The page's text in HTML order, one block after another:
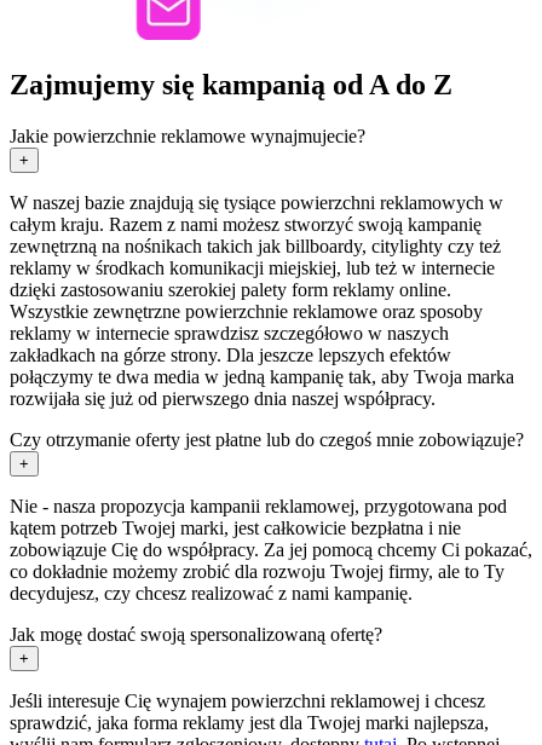
Zajmujemy się kampanią od A do Z
Jakie powierzchnie reklamowe wynajmujecie?
+
W naszej bazie znajdują się tysiące powierzchni reklamowych w
całym kraju. Razem z nami możesz stworzyć swoją kampanię
zewnętrzną na nośnikach takich jak billboardy, citylighty czy też
reklamy w środkach komunikacji miejskiej, lub też w internecie
dzięki zastosowaniu szerokiej palety form reklamy online.
Wszystkie zewnętrzne powierzchnie reklamowe oraz sposoby
reklamy w internecie sprawdzisz szczegółowo w naszych
zakładkach na górze strony. Dla jeszcze lepszych efektów
połączymy te dwa media w jedną kampanię tak, aby Twoja marka
rozwijała się już od pierwszego dnia naszej współpracy.
Czy otrzymanie oferty jest płatne lub do czegoś mnie zobowiązuje?
+
Nie - nasza propozycja kampanii reklamowej, przygotowana pod
kątem potrzeb Twojej marki, jest całkowicie bezpłatna i nie
zobowiązuje Cię do współpracy. Za jej pomocą chcemy Ci pokazać,
co dokładnie możemy zrobić dla rozwoju Twojej firmy, ale to Ty
decydujesz, czy chcesz realizować z nami kampanię.
Jak mogę dostać swoją spersonalizowaną ofertę?
+
Jeśli interesuje Cię wynajem powierzchni reklamowej i chcesz
sprawdzić, jaka forma reklamy jest dla Twojej marki najlepsza,